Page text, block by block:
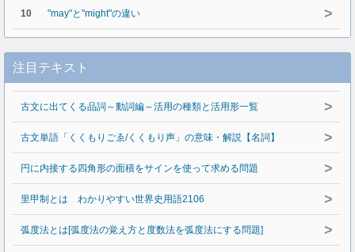
10 "may"と"might"の違い >
注目テキスト
古文に出てくる品詞～動詞編～活用の種類と活用形一覧 >
古文単語「くくもりごゑ/くくもり声」の意味・解説【名詞】 >
円に内接する四角形の面積をサインを使って求める問題 >
里甲制とは わかりやすい世界史用語2106 >
弧度法とは[弧度法の覚え方と度数法を弧度法にする問題] >